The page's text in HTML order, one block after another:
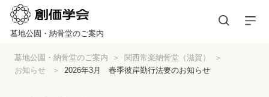
墓地公園・納骨堂のご案内
墓地公園・納骨堂のご案内
関西常楽納骨堂（滋賀）
お知らせ
2026年3月 春季彼岸勤行法要のお知らせ